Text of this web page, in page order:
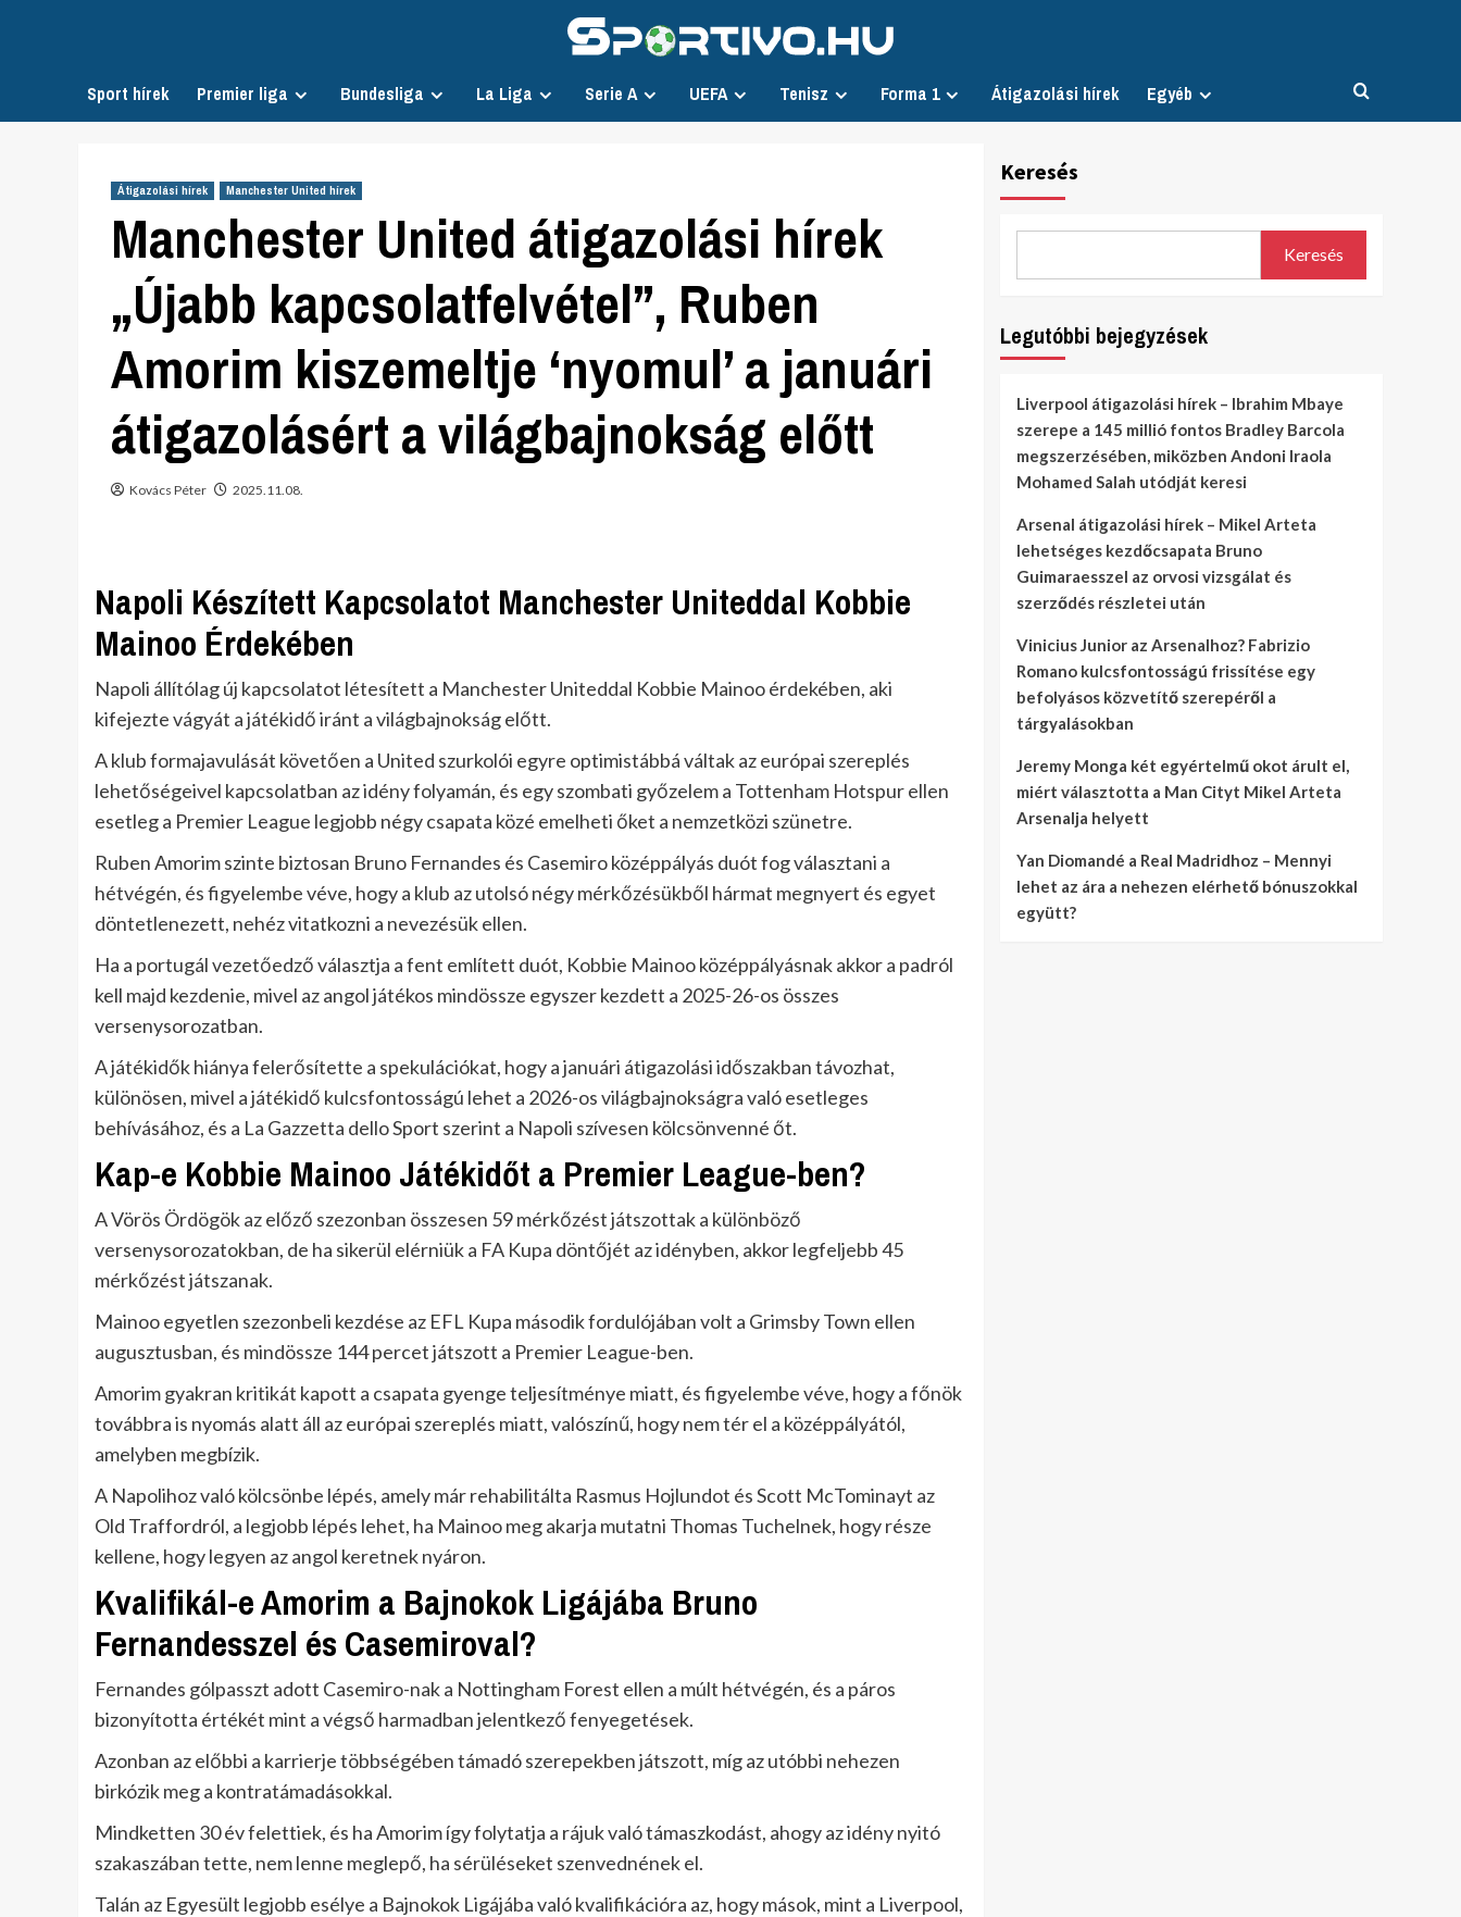
Sport hírek Premier liga Bundesliga La Liga Serie A UEFA Tenisz Forma 1 Átigazolási hírek Egyéb
Átigazolási hírek Manchester United hírek
Manchester United átigazolási hírek
„Újabb kapcsolatfelvétel”, Ruben
Amorim kiszemeltje ‘nyomul’ a januári
átigazolásért a világbajnokság előtt
Kovács Péter 2025.11.08.
Napoli Készített Kapcsolatot Manchester Uniteddal Kobbie
Mainoo Érdekében
Napoli állítólag új kapcsolatot létesített a Manchester Uniteddal Kobbie Mainoo érdekében, aki
kifejezte vágyát a játékidő iránt a világbajnokság előtt.
A klub formajavulását követően a United szurkolói egyre optimistábbá váltak az európai szereplés
lehetőségeivel kapcsolatban az idény folyamán, és egy szombati győzelem a Tottenham Hotspur ellen
esetleg a Premier League legjobb négy csapata közé emelheti őket a nemzetközi szünetre.
Ruben Amorim szinte biztosan Bruno Fernandes és Casemiro középpályás duót fog választani a
hétvégén, és figyelembe véve, hogy a klub az utolsó négy mérkőzésükből hármat megnyert és egyet
döntetlenezett, nehéz vitatkozni a nevezésük ellen.
Ha a portugál vezetőedző választja a fent említett duót, Kobbie Mainoo középpályásnak akkor a padról
kell majd kezdenie, mivel az angol játékos mindössze egyszer kezdett a 2025-26-os összes
versenysorozatban.
A játékidők hiánya felerősítette a spekulációkat, hogy a januári átigazolási időszakban távozhat,
különösen, mivel a játékidő kulcsfontosságú lehet a 2026-os világbajnokságra való esetleges
behívásához, és a La Gazzetta dello Sport szerint a Napoli szívesen kölcsönvenné őt.
Kap-e Kobbie Mainoo Játékidőt a Premier League-ben?
A Vörös Ördögök az előző szezonban összesen 59 mérkőzést játszottak a különböző
versenysorozatokban, de ha sikerül elérniük a FA Kupa döntőjét az idényben, akkor legfeljebb 45
mérkőzést játszanak.
Mainoo egyetlen szezonbeli kezdése az EFL Kupa második fordulójában volt a Grimsby Town ellen
augusztusban, és mindössze 144 percet játszott a Premier League-ben.
Amorim gyakran kritikát kapott a csapata gyenge teljesítménye miatt, és figyelembe véve, hogy a főnök
továbbra is nyomás alatt áll az európai szereplés miatt, valószínű, hogy nem tér el a középpályától,
amelyben megbízik.
A Napolihoz való kölcsönbe lépés, amely már rehabilitálta Rasmus Hojlundot és Scott McTominayt az
Old Traffordról, a legjobb lépés lehet, ha Mainoo meg akarja mutatni Thomas Tuchelnek, hogy része
kellene, hogy legyen az angol keretnek nyáron.
Kvalifikál-e Amorim a Bajnokok Ligájába Bruno
Fernandesszel és Casemiroval?
Fernandes gólpasszt adott Casemiro-nak a Nottingham Forest ellen a múlt hétvégén, és a páros
bizonyította értékét mint a végső harmadban jelentkező fenyegetések.
Azonban az előbbi a karrierje többségében támadó szerepekben játszott, míg az utóbbi nehezen
birkózik meg a kontratámadásokkal.
Mindketten 30 év felettiek, és ha Amorim így folytatja a rájuk való támaszkodást, ahogy az idény nyitó
szakaszában tette, nem lenne meglepő, ha sérüléseket szenvednének el.
Talán az Egyesült legjobb esélye a Bajnokok Ligájába való kvalifikációra az, hogy mások, mint a Liverpool,
Keresés
Keresés
Legutóbbi bejegyzések
Liverpool átigazolási hírek – Ibrahim Mbaye
szerepe a 145 millió fontos Bradley Barcola
megszerzésében, miközben Andoni Iraola
Mohamed Salah utódját keresi
Arsenal átigazolási hírek – Mikel Arteta
lehetséges kezdőcsapata Bruno
Guimaraesszel az orvosi vizsgálat és
szerződés részletei után
Vinicius Junior az Arsenalhoz? Fabrizio
Romano kulcsfontosságú frissítése egy
befolyásos közvetítő szerepéről a
tárgyalásokban
Jeremy Monga két egyértelmű okot árult el,
miért választotta a Man Cityt Mikel Arteta
Arsenalja helyett
Yan Diomandé a Real Madridhoz – Mennyi
lehet az ára a nehezen elérhető bónuszokkal
együtt?